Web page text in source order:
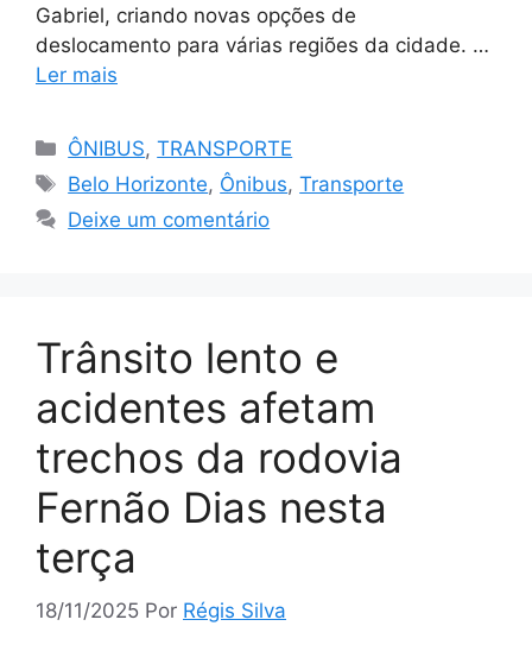
Gabriel, criando novas opções de
deslocamento para várias regiões da cidade. …
Ler mais
Categorias
ÔNIBUS,TRANSPORTE
Tags
Belo Horizonte, Ônibus,Transporte
Deixe um comentário
Trânsito lento e
acidentes afetam
trechos da rodovia
Fernão Dias nesta
terça
18/11/2025 Por Régis Silva